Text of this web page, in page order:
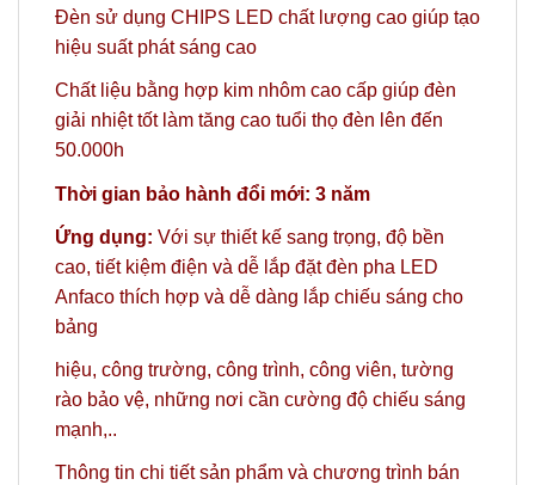
Đèn sử dụng CHIPS LED chất lượng cao giúp tạo
hiệu suất phát sáng cao
Chất liệu bằng hợp kim nhôm cao cấp giúp đèn
giải nhiệt tốt làm tăng cao tuổi thọ đèn lên đến
50.000h
Thời gian bảo hành đổi mới: 3 năm
Ứng dụng: Với sự thiết kế sang trọng, độ bền
cao, tiết kiệm điện và dễ lắp đặt đèn pha LED
Anfaco thích hợp và dễ dàng lắp chiếu sáng cho
bảng
hiệu, công trường, công trình, công viên, tường
rào bảo vệ, những nơi cần cường độ chiếu sáng
mạnh,..
Thông tin chi tiết sản phẩm và chương trình bán